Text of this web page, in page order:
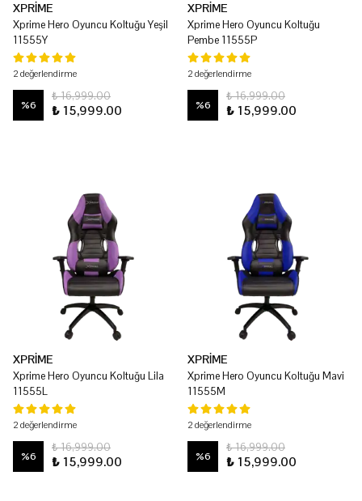
XPRİME
Xprime Hero Oyuncu Koltuğu Yeşil
11555Y
2 değerlendirme
%6
₺ 16,999.00
₺ 15,999.00
XPRİME
Xprime Hero Oyuncu Koltuğu
Pembe 11555P
2 değerlendirme
%6
₺ 16,999.00
₺ 15,999.00
XPRİME
Xprime Hero Oyuncu Koltuğu Lila
11555L
2 değerlendirme
%6
₺ 16,999.00
₺ 15,999.00
XPRİME
Xprime Hero Oyuncu Koltuğu Mavi
11555M
2 değerlendirme
%6
₺ 16,999.00
₺ 15,999.00